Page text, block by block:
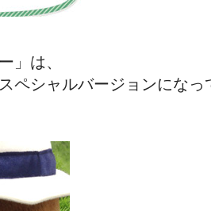
」は、
ペシャルバージョンになっ